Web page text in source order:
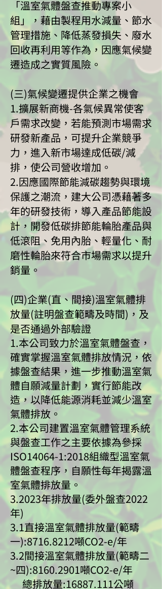
「溫室氣體盤查推動專案小
組」，藉由製程用水減量、節水
管理措施、降低蒸發損失、廢水
回收再利用等作為，因應氣候變
遷造成之實質風險。
(三)氣候變遷提供企業之機會
1.擴展新商機-各氣候異常使客
戶需求改變，若能預測市場需求
研發新產品，可提升企業競爭
力，進入新市場達成低碳/減
排，使公司營收增加。
2.因應國際節能減碳趨勢與環境
保護之潮流，建大公司憑藉著多
年的研發技術，導入產品節能設
計，開發低碳排節能輪胎產品與
低滾阻、免用內胎、輕量化、耐
磨性輪胎來符合市場需求以提升
銷量。
(四)企業(直、間接)溫室氣體排
放量(註明盤查範疇及時間)，及
是否通過外部驗證
1.本公司致力於溫室氣體盤查，
確實掌握溫室氣體排放情況，依
據盤查結果，進一步推動溫室氣
體自願減量計劃，實行節能改
造，以降低能源消耗並減少溫室
氣體排放。
2.本公司建置溫室氣體管理系統
與盤查工作之主要依據為參採
ISO14064-1:2018組織型溫室氣
體盤查程序，自願性每年揭露溫
室氣體排放量。
3.2023年排放量(委外盤查2022
年)
3.1直接溫室氣體排放量(範疇
一):8716.8212噸CO2-e/年
3.2間接溫室氣體排放量(範疇二
~四):8160.2901噸CO2-e/年
總排放量:16887.111公噸